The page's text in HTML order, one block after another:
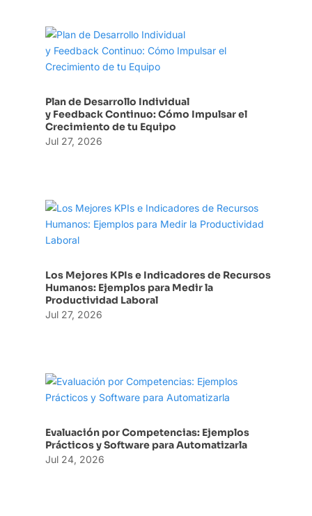
Plan de Desarrollo Individual
y Feedback Continuo: Cómo Impulsar el
Crecimiento de tu Equipo
Jul 27, 2026
Los Mejores KPIs e Indicadores de Recursos
Humanos: Ejemplos para Medir la
Productividad Laboral
Jul 27, 2026
Evaluación por Competencias: Ejemplos
Prácticos y Software para Automatizarla
Jul 24, 2026